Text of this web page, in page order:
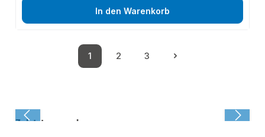
In den Warenkorb
Seite
1
Seite
2
Seite
3
Zuletzt angesehen: